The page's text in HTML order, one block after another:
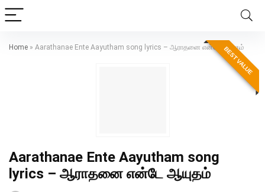
Home » Aarathanae Ente Aayutham song lyrics – ஆராதனை என்டே ஆயுதம்
BEST VALUE
Aarathanae Ente Aayutham song
lyrics – ஆராதனை என்டே ஆயுதம்